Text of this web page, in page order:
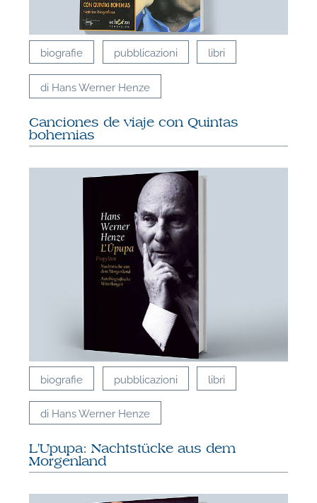
biografie pubblicazioni libri
di Hans Werner Henze
Canciones de viaje con Quintas
bohemias
biografie pubblicazioni libri
di Hans Werner Henze
L'Upupa: Nachtstücke aus dem
Morgenland